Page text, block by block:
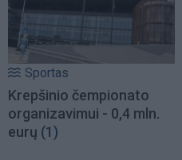
Sportas
Krepšinio čempionato
organizavimui - 0,4 mln.
eurų (1)